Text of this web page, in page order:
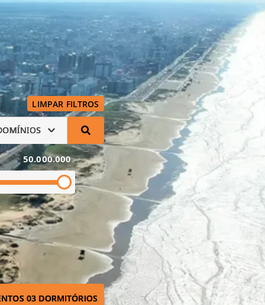
LIMPAR FILTROS
50.000.000
03 DORMITÓRIOS